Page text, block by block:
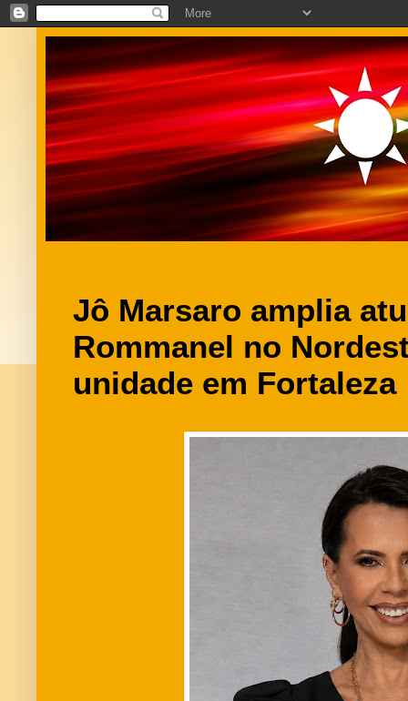
Jô Marsaro amplia
Rommanel no
unidade em Fortaleza